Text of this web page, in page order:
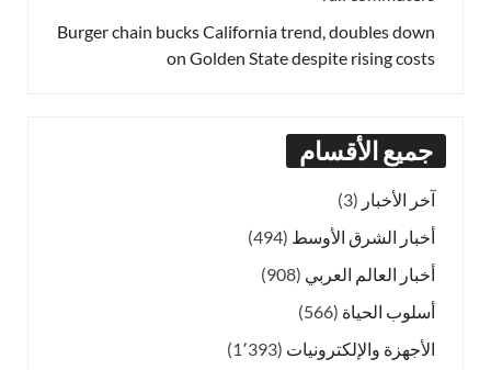
Burger chain bucks California trend, doubles down
on Golden State despite rising costs
جميع الأقسام
آخر الأخبار (3)
أخبار الشرق الأوسط (494)
أخبار العالم العربي (908)
أسلوب الحياة (566)
الأجهزة والإلكترونيات (1٬393)